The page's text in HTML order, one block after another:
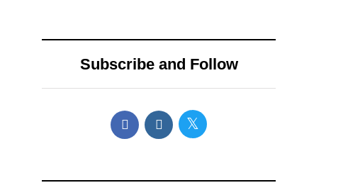
Subscribe and Follow